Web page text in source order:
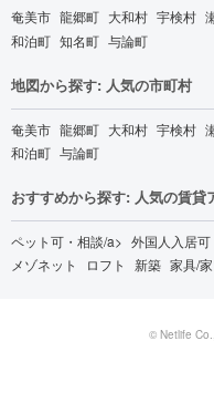
奄美市 龍郷町 大和村 宇検村
和泊町 知名町 与論町
地図から探す: 人気の市町村
奄美市 龍郷町 大和村 宇検村
和泊町 与論町
おすすめから探す: 人気の賃貸
ペット可・相談/a> 外国人入居可
メゾネット
ロフト 新築 家具/
© Netlife